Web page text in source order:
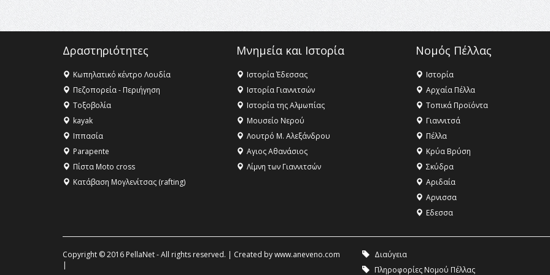
Δραστηριότητες
Κωπηλατικό κέντρο Λουδία
Πεζοπορεία - Περιήγηση
Τοξοβολία
kayak
Ιππασία
Parapente
Πίστα Moto cross
Κατάβαση Μογλενίτσας (rafting)
Μνημεία και Ιστορία
Ιστορία Έδεσσας
Ιστορία Γιαννιτσών
Ιστορία της Αλμωπίας
Μουσείο Νερού
Λουτρό Μ. Αλεξάνδρου
Αγιος Αθανάσιος
Λίμνη των Γιαννιτσών
Νομός Πέλλας
Ιστορία
Αρχαία Πέλλα
Τοπικά Προϊόντα
Γιαννιτσά
Πέλλα
Κρύα Βρύση
Σκύδρα
Αριδαία
Aρνισσα
Eδεσσα
Copyright © 2016 PellaNet - All rights reserved. | Created bywww.aneveno.com
|
Διαύγεια
Πληροφορίες Νομού Πέλλας